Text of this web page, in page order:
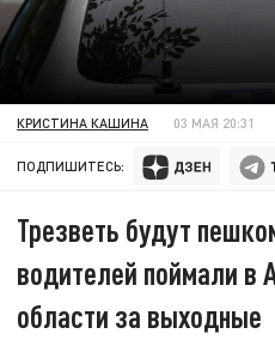
КРИСТИНА КАШИНА 03 МАЯ 20:31
ПОДПИШИТЕСЬ:
Трезветь будут
водителей поймали в
области за выходные